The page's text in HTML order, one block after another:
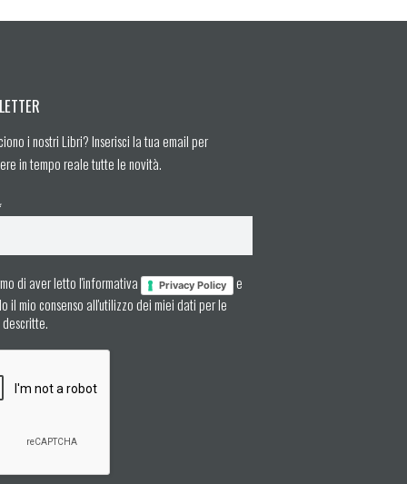
i nostri Libri? Inserisci la tua email per
in tempo reale tutte le novità.
di aver letto l'informativa Privacy Policy
e
il mio consenso all'utilizzo dei miei dati per le